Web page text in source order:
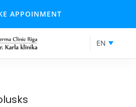
APPOINMENT
EN